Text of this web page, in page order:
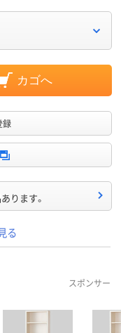
カゴへ
録
ります。
る
スポンサー